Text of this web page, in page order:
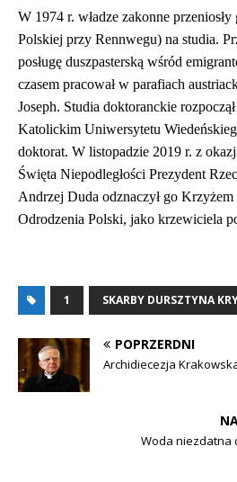
W 1974 r. władze zakonne
Polskiej przy Rennwegu) na studia.
posługę duszpasterską wśród
czasem pracował w parafiach
Joseph. Studia doktoranckie
Katolickim Uniwersytetu
doktorat. W listopadzie 2019 r. z
Święta Niepodległości Prezydent
Andrzej Duda odznaczył go
Odrodzenia Polski, jako krzewiciela
1 SKARBY DURSZTYNA
POPRZERDNI
Archidiecezja
Woda niezdatna